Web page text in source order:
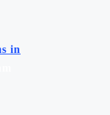
in